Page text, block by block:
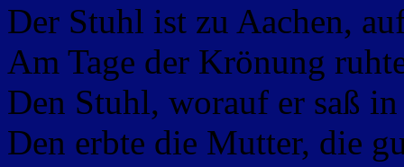
Der Stuhl ist zu Aachen,
Am Tage der Krönung
Den Stuhl, worauf er saß
Den erbte die Mutter, die